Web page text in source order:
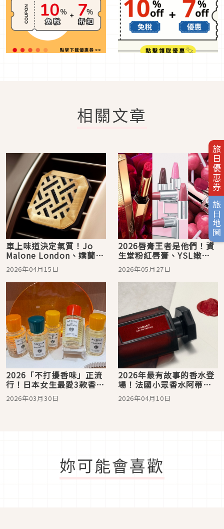
旅日優惠券
旅日地圖
相關文章
車上味道決定氣質！Jo
Malone London、嬌蘭Ｇ
uerlain、Atelier
Cologne歐瓏車用擴香推
薦，男友也會愛
2026年04月15日
2026唇膏王者是他們！資
生堂粉紅唇膏、YSL嫩幼
蜜糖超燒，嬌蘭、SUQQU
等5款必收爆款唇彩總整理
2026年05月27日
2026「不打擾香味」正流
行！日本女生最愛3款香
水：棉被寶寶香＋寧靜晨
光香太療癒
2026年03月30日
2026年最有故事的香水登
場！法國小眾香水阿蒂仙
L’Artisan Parfumeur
50週年力作！《墨夜私語
2026年04月10日
妳可能會喜歡